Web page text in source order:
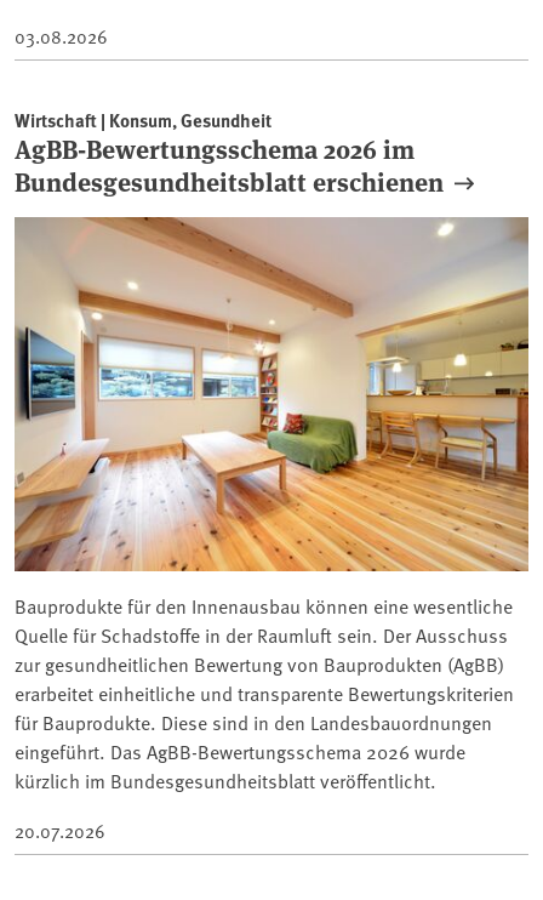
03.08.2026
Wirtschaft | Konsum, Gesundheit
AgBB-Bewertungsschema 2026 im
Bundesgesundheitsblatt erschienen
Bauprodukte für den Innenausbau können eine wesentliche
Quelle für Schadstoffe in der Raumluft sein. Der Ausschuss
zur gesundheitlichen Bewertung von Bauprodukten (AgBB)
erarbeitet einheitliche und transparente Bewertungskriterien
für Bauprodukte. Diese sind in den Landesbauordnungen
eingeführt. Das AgBB-Bewertungsschema 2026 wurde
kürzlich im Bundesgesundheitsblatt veröffentlicht.
20.07.2026